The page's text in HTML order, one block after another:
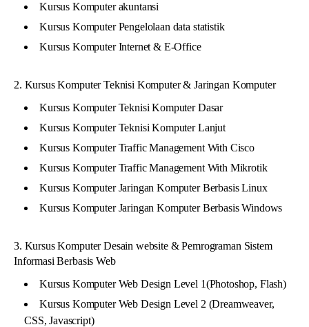
Kursus Komputer akuntansi
Kursus Komputer Pengelolaan data statistik
Kursus Komputer Internet & E-Office
2. Kursus Komputer Teknisi Komputer & Jaringan Komputer
Kursus Komputer Teknisi Komputer Dasar
Kursus Komputer Teknisi Komputer Lanjut
Kursus Komputer Traffic Management With Cisco
Kursus Komputer Traffic Management With Mikrotik
Kursus Komputer Jaringan Komputer Berbasis Linux
Kursus Komputer Jaringan Komputer Berbasis Windows
3. Kursus Komputer Desain website & Pemrograman Sistem
Informasi Berbasis Web
Kursus Komputer Web Design Level 1(Photoshop, Flash)
Kursus Komputer Web Design Level 2 (Dreamweaver,
CSS, Javascript)